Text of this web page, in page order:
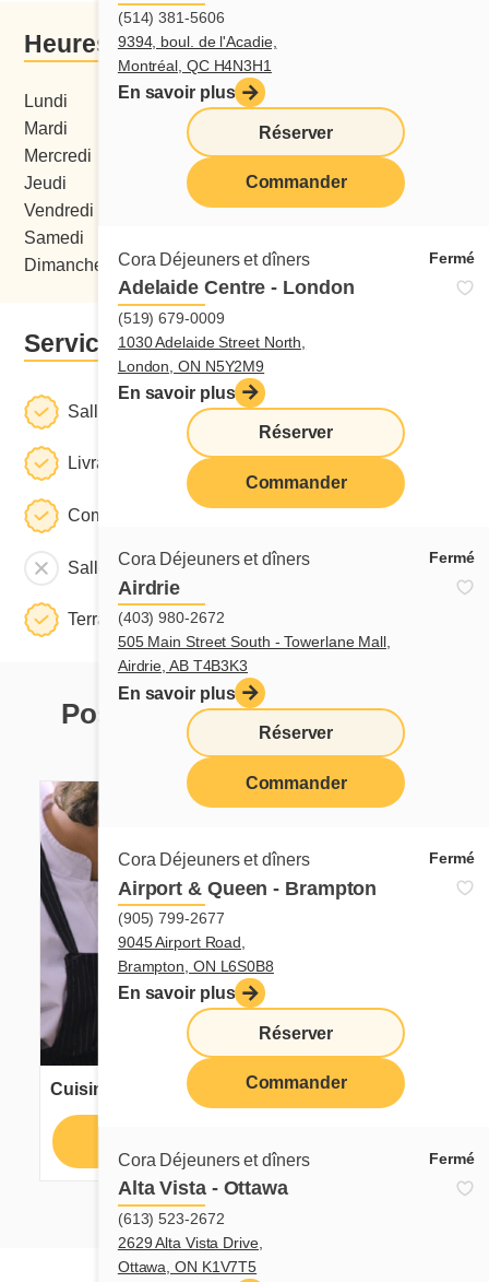
(514) 381-5606
9394, boul. de l'Acadie,
Montréal, QC H4N3H1
En savoir plus
Réserver
Commander
Cora Déjeuners et dîners Fermé
Adelaide Centre - London
(519) 679-0009
1030 Adelaide Street North,
London, ON N5Y2M9
En savoir plus
Réserver
Commander
Cora Déjeuners et dîners Fermé
Airdrie
(403) 980-2672
505 Main Street South - Towerlane Mall,
Airdrie, AB T4B3K3
En savoir plus
Réserver
Commander
Cora Déjeuners et dîners Fermé
Airport & Queen - Brampton
(905) 799-2677
9045 Airport Road,
Brampton, ON L6S0B8
En savoir plus
Réserver
Commander
Cora Déjeuners et dîners Fermé
Alta Vista - Ottawa
(613) 523-2672
2629 Alta Vista Drive,
Ottawa, ON K1V7T5
Heures d'ouverture
Lundi
06:00 - 15:00
Mardi
06:00 - 15:00
Mercredi
06:00 - 15:00
Jeudi
06:00 - 15:00
Vendredi
06:00 - 15:00
Samedi
Dimanche
07:00 - 15:00
Services
Salle à manger
Livraison
Commande à emporter
Salle de réunion
Terrasse
Postuler dans ce restaurant
Postes présentement disponibles
Cuisinier ou cuisinière